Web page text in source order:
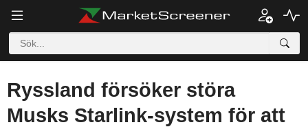
Ryssland försöker störa
Musks Starlink-system för att